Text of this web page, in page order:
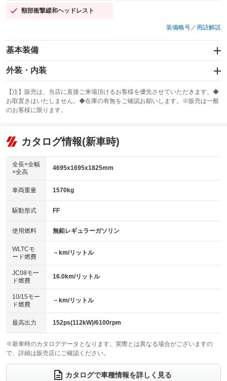
頸部衝撃緩和ヘッドレスト
：装備あり
装備略号／用語解説
基本装備
エアバッグ：運転席/助手席
：装備あり
：装備あり
サンルーフ
：装備なし ABS
リフトアップ
：装備なし
：装備なし
パワーウィンドウ
アイドリングストップ
：装備あり
USB入力端子
：装備なし
100V電源
：装備なし
センターデフロック
：装備なし
電動格納ミラー
：装備あり
外装・内装
カーナビ：SDナビ
：装備あり
TV：フルセグ
：装備あり
ビジュアル：-／DVD再生
：装備あり
：装備なし
革シート
キーレス
HID(キセノンライト)
：装備なし
バックカメラ
：装備あり
エアロ
：装備なし
：装備なし
パワーシート
ベンチシート
：装備なし
チップアップシート
：装備なし
：装備なし ：装備なし
ウォークスルー
：装備あり
電動リアゲート フロントカメラ
：装備なし
【注】販売は、当店に直接ご来場頂けるお客様を優先させていただきます。◆
お取置きはいたしません。◆在庫の有無をご確認お願いします。※販売は一般
のお客様に限ります。
カタログ情報(新車時)
全長×全幅
×全高
4695x1695x1825mm
車両重量 1570kg
駆動形式 FF
使用燃料 無鉛レギュラーガソリン
WLTCモ
ード燃費
－km/リットル
JC08モー
ド燃費
16.0km/リットル
10/15モー
ド燃費
－km/リットル
最高出力 152ps(112kW)/6100rpm
※新車時のカタログデータとなります。実際とは異なる場合がございますの
で、詳細は販売店にご確認ください。
カタログで車種情報を詳しく見る